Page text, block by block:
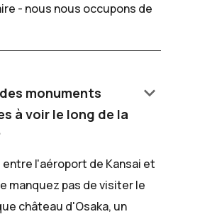
- nous nous occupons de
monuments
à voir le long de la
keyboard_arrow_down
entre l'aéroport de Kansai et
manquez pas de visiter le
château d'Osaka, un